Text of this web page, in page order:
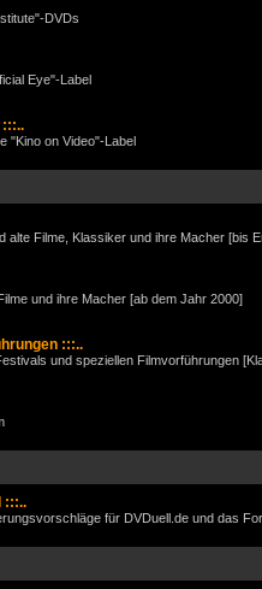
DVDs
Eye"-Label
:::..
"Kino on Video"-Label
alte Filme, Klassiker und ihre Macher [bis
und ihre Macher [ab dem Jahr 2000]
:::..
und speziellen Filmvorführungen
:::..
für DVDuell.de und das